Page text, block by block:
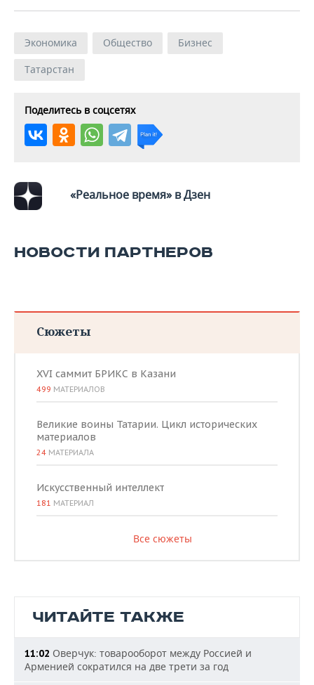
Экономика Общество
Бизнес
Татарстан
Поделитесь в соцсетях
«Реальное время» в Дзен
НОВОСТИ ПАРТНЕРОВ
Сюжеты
XVI саммит БРИКС в Казани
499 МАТЕРИАЛОВ
Великие воины Татарии. Цикл исторических
материалов
24 МАТЕРИАЛА
Искусственный интеллект
181 МАТЕРИАЛ
Все сюжеты
ЧИТАЙТЕ ТАКЖЕ
11:02 Оверчук: товарооборот между Россией и
Арменией сократился на две трети за год